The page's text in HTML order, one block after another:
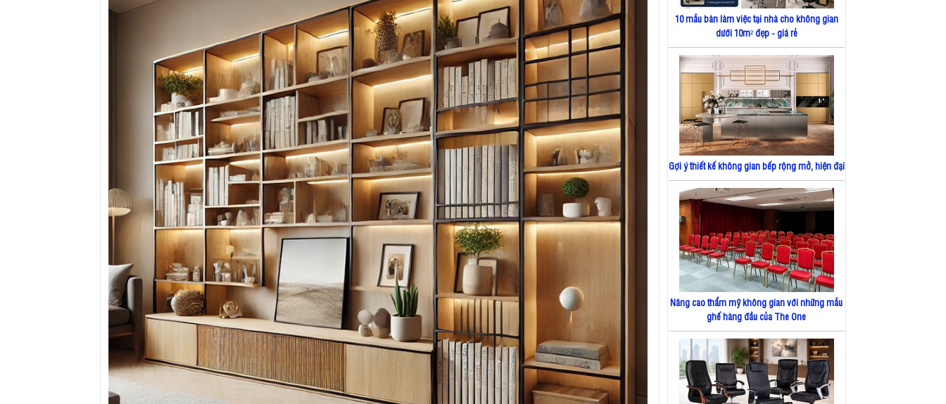
10 mẫu bàn làm việc tại nhà cho không gian
dưới 10m² đẹp - giá rẻ
Gợi ý thiết kế không gian bếp rộng mở, hiện đại
Nâng cao thẩm mỹ không gian với những mẫu
ghế hàng đầu của The One